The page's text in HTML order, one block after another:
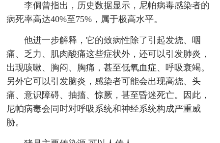
李侗曾指出，历史数据显示，尼帕病毒感染者的
病死率高达40%至75%，属于极高水平。
他进一步解释，它的致病性除了引起发烧、咽
痛、乏力、肌肉酸痛这些症状外，还可以引发肺炎，
出现咳嗽、胸闷、胸痛，甚至低氧血症、呼吸衰竭。
另外它可以引发脑炎，感染者可能会出现高烧、头
痛、意识障碍、抽搐、惊厥，甚至昏迷死亡。因此，
尼帕病毒会同时对呼吸系统和神经系统构成严重威
胁。